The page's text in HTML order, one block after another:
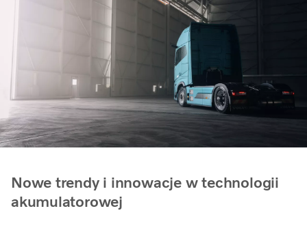
Nowe trendy i innowacje w technologii
akumulatorowej